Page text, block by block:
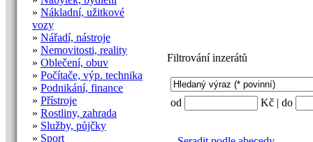
» Nákladní, užitkové
vozy
» Nářadí, nástroje
» Nemovitosti, reality
» Oblečení, obuv
» Počítače, výp. technika
» Podnikání, finance
» Přístroje
» Rostliny, zahrada
» Služby, půjčky
» Sport
Filtrování inzerátů
od Kč | do